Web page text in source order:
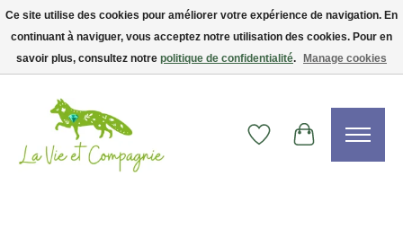
Livraison gratuite dès 75$ — code LVCFREE• Clients USA : visitez la boutique
Liste de souhaits
Panier
Ce site utilise des cookies pour améliorer votre expérience de navigation. En
continuant à naviguer, vous acceptez notre utilisation des cookies. Pour en
savoir plus, consultez notre politique de confidentialité. Manage cookies